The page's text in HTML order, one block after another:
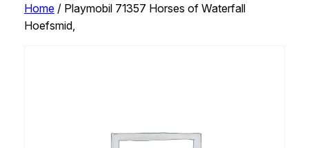
Home/ Playmobil 71357 Horses of Waterfall
Hoefsmid,